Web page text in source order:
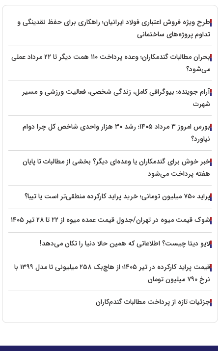
طرح ویژه فروش اعتباری فولاد ایرانیان؛ راهکاری برای حفظ نقدینگی و
تداوم پروژه‌های ساختمانی
بحران مطالبات گندمکاران؛ وعده پرداخت ۱۱۰ همت دیگر تا ۲۲ مرداد عملی
می‌شود؟
آرام جوینده؛ بیوگرافی کامل، زندگی شخصی، فعالیت ورزشی و مسیر
شهرت
بورس امروز ۳ مرداد ۱۴۰۵؛ رشد ۳۰ هزار واحدی شاخص کل چرا دوام
نیاورد؟
خبر خوش برای گندمکاران یا وعده‌ای دیگر؟ بخشی از مطالبات تا پایان
هفته پرداخت می‌شود
پراید ۷۵۰ میلیون تومانی؛ خرید پراید کارکرده منطقی‌تر است یا تیبا؟
شوک قیمت میوه در تهران/جدول قیمت عمده میوه از ۲۲ تا ۲۸ تیر ۱۴۰۵
لایو دیتا چیست؟ اطلاعاتی که همین حالا دنیا را تکان می‌دهد!
قیمت پراید کارکرده در تیر ۱۴۰۵؛ از هاچ‌بک ۲۵۸ میلیونی تا مدل ۱۳۹۹ با
نرخ ۷۹۰ میلیون تومان
جزئیات تازه از پرداخت مطالبات گندم‌کاران